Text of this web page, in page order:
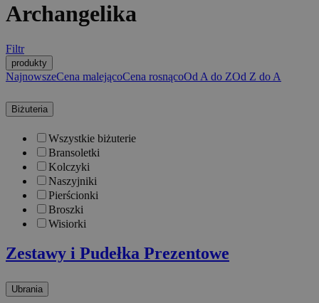
Archangelika
Filtr
produkty
NajnowszeCena malejącoCena rosnącoOd A do ZOd Z do A
Biżuteria
Wszystkie biżuterie
Bransoletki
Kolczyki
Naszyjniki
Pierścionki
Broszki
Wisiorki
Zestawy i Pudełka Prezentowe
Ubrania